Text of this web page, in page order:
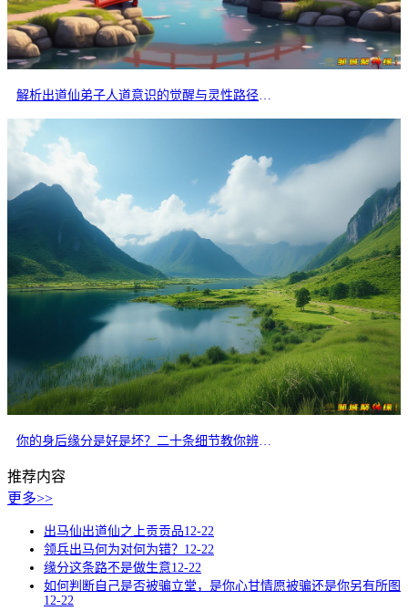
推荐内容
更多>>
出马仙出道仙之上贡贡品12-22
领兵出马何为对何为错？ 12-22
缘分这条路不是做生意12-22
如何判断自己是否被骗立堂，是你心甘情愿被骗还是你另有所图
12-22